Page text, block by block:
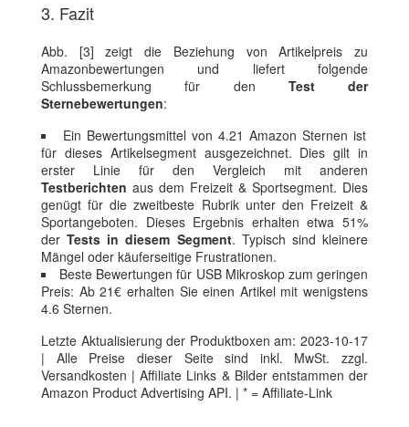
3. Fazit
Abb. [3] zeigt die Beziehung von Artikelpreis zu
Amazonbewertungen und liefert folgende
Schlussbemerkung für den Test der
Sternebewertungen:
Ein Bewertungsmittel von 4.21 Amazon Sternen ist
für dieses Artikelsegment ausgezeichnet. Dies gilt in
erster Linie für den Vergleich mit anderen
Testberichten aus dem Freizeit & Sportsegment. Dies
genügt für die zweitbeste Rubrik unter den Freizeit &
Sportangeboten. Dieses Ergebnis erhalten etwa 51%
derTests in diesem Segment. Typisch sind kleinere
Mängel oder käuferseitige Frustrationen.
Beste Bewertungen für USB Mikroskop zum geringen
Preis: Ab 21€ erhalten Sie einen Artikel mit wenigstens
4.6 Sternen.
Letzte Aktualisierung der Produktboxen am: 2023-10-17
| Alle Preise dieser Seite sind inkl. MwSt. zzgl.
Versandkosten | Affiliate Links & Bilder entstammen der
Amazon Product Advertising API. | * = Affiliate-Link